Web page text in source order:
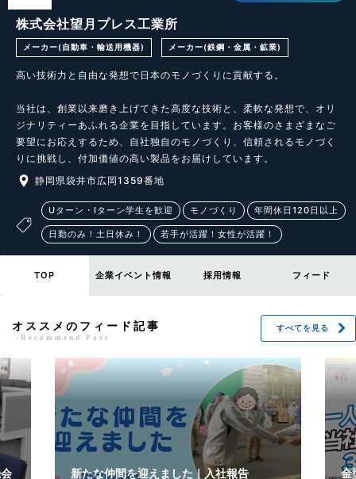
株式会社望月プレス工業所
メーカー(自動車・輸送用機器) メーカー(鉄鋼・金属・鉱業)
高い技術力と自由な発想で日本のモノづくりに貢献する。
当社は、創業以来磨き上げてきた高度な技術と、柔軟な発想で、オリ
ジナリティーあふれる企業を目指しています。お客様のさまざまなご
要望にお応えするため、自社独自のモノづくり、信頼されるモノづく
りに挑戦し、付加価値の高い製品をお届けしています。
静岡県袋井市広岡1359番地
Uターン・Iターン学生を歓迎 モノづくり 年間休日120日以上
日勤のみ！土日休み！ 若手が活躍！女性が活躍！
TOP 企業イベント情報 採用情報 フィード
オススメのフィード記事
-Recommend Post
すべてを見る
新たな仲間を迎えました｜入社報告
金